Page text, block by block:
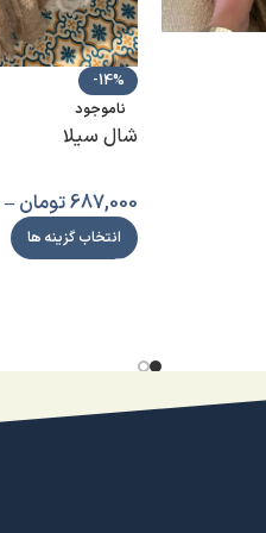
-14%
ناموجود
شال سيلا
687,000تومان –
انتخاب گزینه ها